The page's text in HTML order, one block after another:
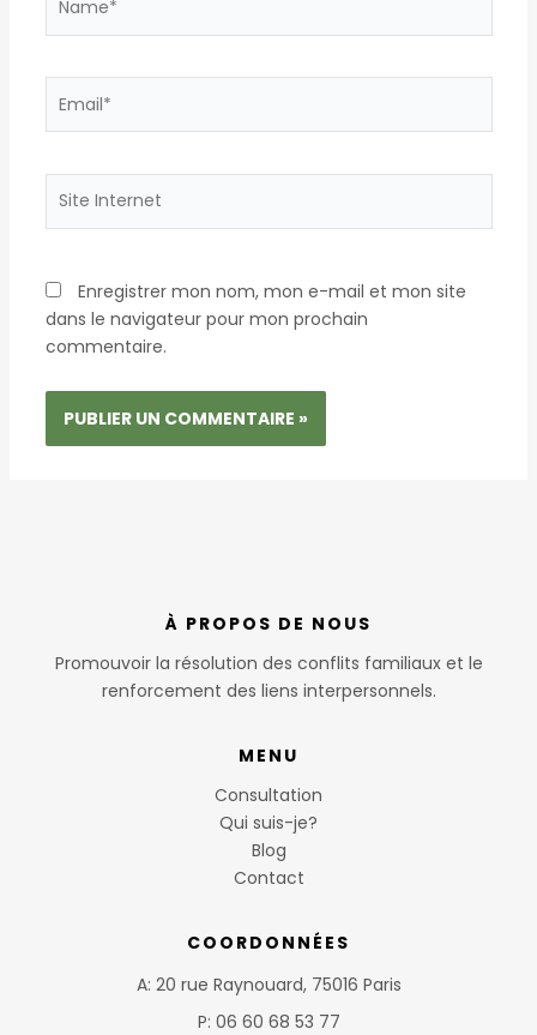
Internet
Enregistrer mon nom, mon e-mail et mon site
dans le navigateur pour mon prochain
commentaire.
À PROPOS DE NOUS
Promouvoir la résolution des conflits familiaux et le
renforcement des liens interpersonnels.
MENU
Consultation
Qui suis-je?
Blog
Contact
COORDONNÉES
A: 20 rue Raynouard, 75016 Paris
P: 06 60 68 53 77